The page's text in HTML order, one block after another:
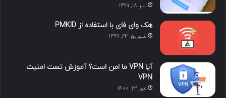
تیر ۱۸, ۱۳۹۹
هک وای فای با استفاده از PMKID
شهریور ۲۴, ۱۳۹۹
آیا VPN ما امن است؟ آموزش تست امنیت
VPN
مهر ۲۲, ۱۴۰۰